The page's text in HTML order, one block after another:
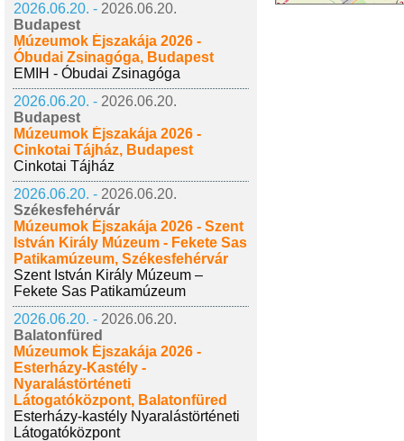
2026.06.20. - 2026.06.20.
Budapest
Múzeumok Éjszakája 2026 -
Óbudai Zsinagóga, Budapest
EMIH - Óbudai Zsinagóga
2026.06.20. - 2026.06.20.
Budapest
Múzeumok Éjszakája 2026 -
Cinkotai Tájház, Budapest
Cinkotai Tájház
2026.06.20. - 2026.06.20.
Székesfehérvár
Múzeumok Éjszakája 2026 - Szent
István Király Múzeum - Fekete Sas
Patikamúzeum, Székesfehérvár
Szent István Király Múzeum –
Fekete Sas Patikamúzeum
2026.06.20. - 2026.06.20.
Balatonfüred
Múzeumok Éjszakája 2026 -
Esterházy-Kastély -
Nyaralástörténeti
Látogatóközpont, Balatonfüred
Esterházy-kastély Nyaralástörténeti
Látogatóközpont